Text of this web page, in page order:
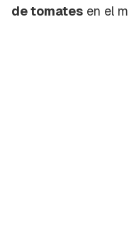
de tomates en el